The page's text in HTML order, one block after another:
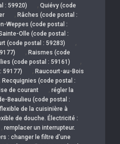
: 59920) , Quiévy (code
, Râches (code postal :
Weppes (code postal :
Olle (code postal :
(code postal : 59283) ,
, Raismes (code
(code postal : 59161) ,
59177) , Raucourt-au-Bois
Recquignies (code postal :
de courant , régler la
Beaulieu (code postal :
de la cuisinière à
de douche. Électricité :
, remplacer un interrupteur.
: changer le filtre d’une